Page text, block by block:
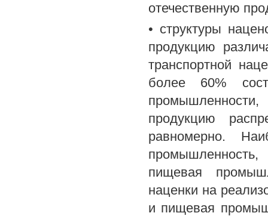
отечественную
• структуры
продукцию
транспортной
более 60%
продукцию
равномерно.
пищевая
наценки на
и пищевая